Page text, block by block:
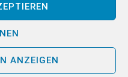
ANZEIGEN